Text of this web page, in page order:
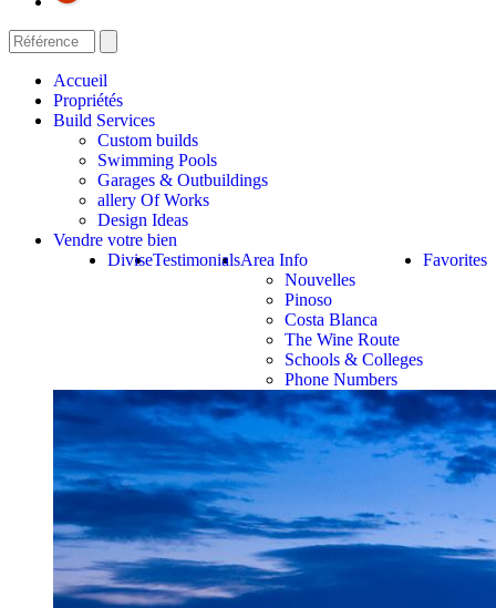
Accueil
Propriétés
Build Services
Custom builds
Swimming Pools
Garages & Outbuildings
allery Of Works
Design Ideas
Vendre votre bien
Favorites
Area Info
Nouvelles
Pinoso
Costa Blanca
The Wine Route
Schools & Colleges
Phone Numbers
Testimonials
Divise